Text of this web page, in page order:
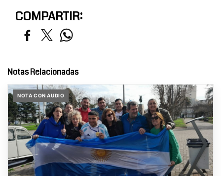
COMPARTIR:
Notas Relacionadas
NOTA CON AUDIO